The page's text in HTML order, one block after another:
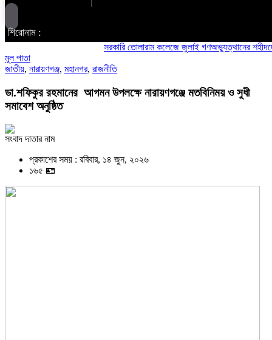
শিরোনাম :
সরকারি তোলারাম কলেজে জুলাই গণঅভ্যুত্থানের শহীদদের
মূল পাতা
জাতীয়, নারায়ণগঞ্জ, মহানগর, রাজনীতি
ডা.শফিকুর রহমানের আগমন উপলক্ষে নারায়ণগঞ্জে মতবিনিময় ও সুধী
সমাবেশ অনুষ্ঠিত
সংবাদ দাতার নাম
প্রকাশের সময় : রবিবার, ১৪ জুন, ২০২৬
১৬৫ 🪪